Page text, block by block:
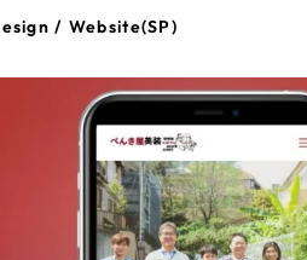
/ Website(SP)